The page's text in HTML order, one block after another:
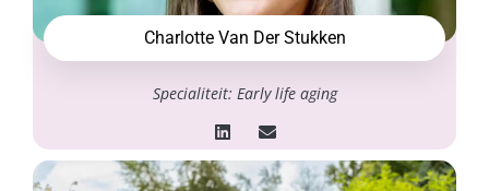
Charlotte Van Der Stukken
Specialiteit: Early life aging